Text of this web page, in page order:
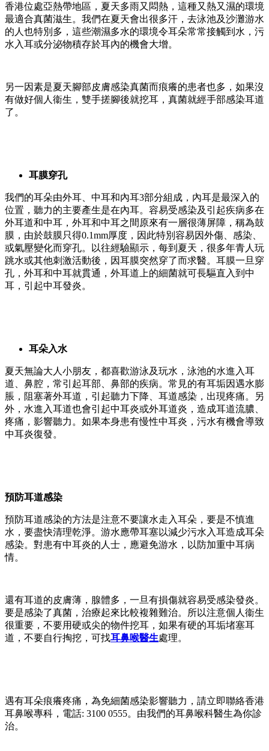
香港位處亞熱帶地區，夏天多雨又悶熱，這種又熱又濕的環境
最適合真菌滋生。我們在夏天會出很多汗，去泳池及沙灘游水
的人也特別多，這些潮濕多水的環境令耳朵常常接觸到水，污
水入耳或分泌物積存於耳內的機會大增。
另一因素是夏天腳部皮膚感染真菌而痕癢的患者也多，如果沒
有做好個人衞生，雙手搓腳後就挖耳，真菌就經手部感染耳道
了。
耳膜穿孔
我們的耳朵由外耳、中耳和內耳3部分組成，內耳是最深入的
位置，聽力的主要產生是在內耳。容易受感染及引起疾病多在
外耳道和中耳，外耳和中耳之間原來有一層很薄屏障，稱為鼓
膜，由於鼓膜只得0.1mm厚度，因此特別容易因外傷、感染、
或氣壓變化而穿孔。以往經驗顯示，每到夏天，很多年青人玩
跳水或其他刺激活動後，因耳膜突然穿了而求醫。耳膜一旦穿
孔，外耳和中耳就貫通，外耳道上的細菌就可長驅直入到中
耳，引起中耳發炎。
耳朵入水
夏天無論大人小朋友，都喜歡游泳及玩水，泳池的水進入耳
道、鼻腔，常引起耳部、鼻部的疾病。常見的有耳垢因遇水膨
脹，阻塞著外耳道，引起聽力下降、耳道感染，出現疼痛。另
外，水進入耳道也會引起中耳炎或外耳道炎，造成耳道流膿、
疼痛，影響聽力。如果本身患有慢性中耳炎，污水有機會導致
中耳炎復發。
預防耳道感染
預防耳道感染的方法是注意不要讓水走入耳朵，要是不慎進
水，要盡快清理乾淨。游水應帶耳塞以減少污水入耳造成耳朵
感染。對患有中耳炎的人士，應避免游水，以防加重中耳病
情。
還有耳道的皮膚薄，腺體多，一旦有損傷就容易受感染發炎。
要是感染了真菌，治療起來比較複雜難治。所以注意個人衞生
很重要，不要用硬或尖的物件挖耳，如果有硬的耳垢堵塞耳
道，不要自行掏挖，可找耳鼻喉醫生處理。
遇有耳朵痕癢疼痛，為免細菌感染影響聽力，請立即聯絡香港
耳鼻喉專科，電話: 3100 0555。由我們的耳鼻喉科醫生為你診
治。